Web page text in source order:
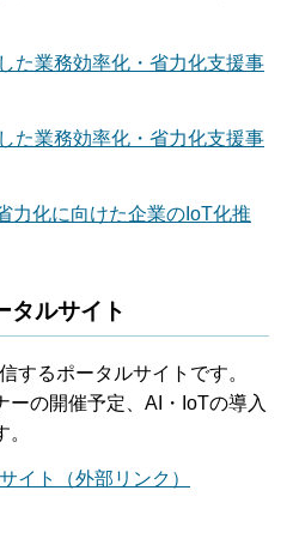
た業務効率化・省力化支援事
た業務効率化・省力化支援事
力化に向けた企業のIoT化推
タルサイト
するポータルサイトです。
ーの開催予定、AI・IoTの導入
イト（外部リンク）